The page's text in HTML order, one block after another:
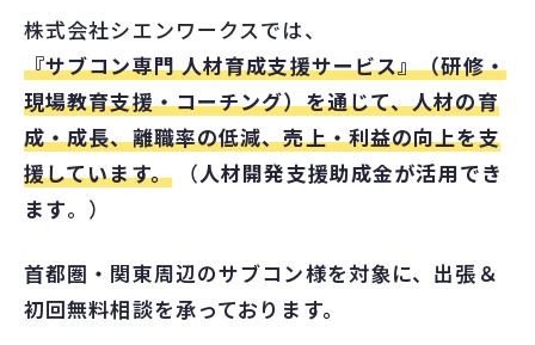
株式会社シエンワークスでは、
『サブコン専門 人材育成支援サービス』（研修・
現場教育支援・コーチング）を通じて、人材の育
成・成長、離職率の低減、売上・利益の向上を支
援しています。（人材開発支援助成金が活用でき
ます。）
首都圏・関東周辺のサブコン様を対象に、出張＆
初回無料相談を承っております。